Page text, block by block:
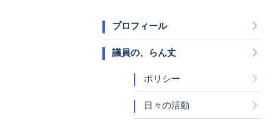
プロフィール
議員の、らん丈
ポリシー
日々の活動